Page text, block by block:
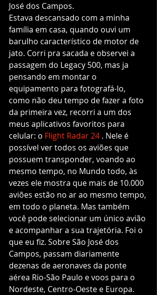
José dos Campos.
Estava descansado com a minha
família em casa, quando ouvi um
barulho característico de motor de
jato. Corri pra sacada e observei a
passagem do Legacy 500, mas ja
pensando em montar o
equipamento para fotografá-lo,
como não deu tempo de fazer a foto
da primeira vez, recorri a um dos
meus aplicativos favoritos para
celular: o Flight Radar 24 . Nele é
possível ver todos os aviões que
possuem transponder, voando ao
mesmo tempo, no Mundo todo, às
vezes ele mostra que mais de 10.000
aviões estão no ar ao mesmo tempo,
em todo o planeta. Mas também
você pode selecionar um único avião
e acompanhar a sua trajetória. Foi o
que eu fiz. Sobre São José dos
Campos, passam diariamente
dezenas de aeronaves da ponte
aérea Rio-São Paulo e voos para o
Nordeste, Centro-Oeste e Europa.